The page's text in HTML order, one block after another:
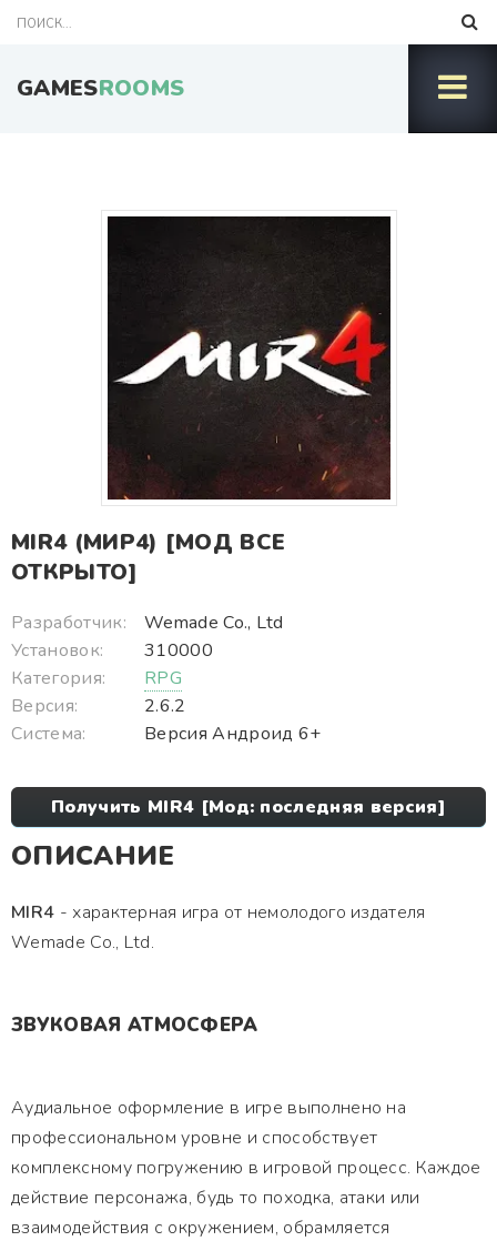
GAMESROOMS
MIR4 (МИР4) [МОД ВСЕ
ОТКРЫТО]
Разработчик:
Wemade Co., Ltd
Установок:
310000
Категория:
RPG
Версия:
2.6.2
Система:
Версия Андроид 6+
Получить MIR4 [Мод: последняя версия]
ОПИСАНИЕ
MIR4 - характерная игра от немолодого издателя
Wemade Co., Ltd.
ЗВУКОВАЯ АТМОСФЕРА
Аудиальное оформление в игре выполнено на
профессиональном уровне и способствует
комплексному погружению в игровой процесс. Каждое
действие персонажа, будь то походка, атаки или
взаимодействия с окружением, обрамляется